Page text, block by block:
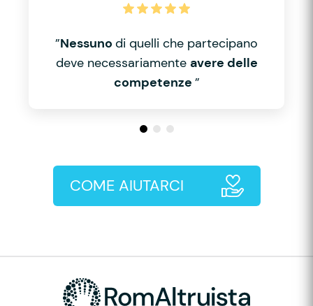
”Nessuno di quelli che partecipano
deve necessariamente avere delle
competenze ”
COME AIUTARCI